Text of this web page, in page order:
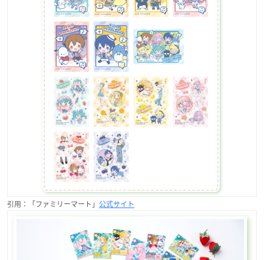
引用：「ファミリーマート」 公式サイト